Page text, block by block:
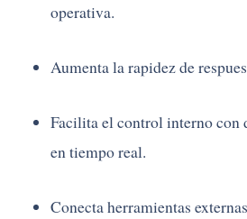
operativa.
Aumenta la rapidez de
Facilita el control interno con
en tiempo real.
Conecta herramientas